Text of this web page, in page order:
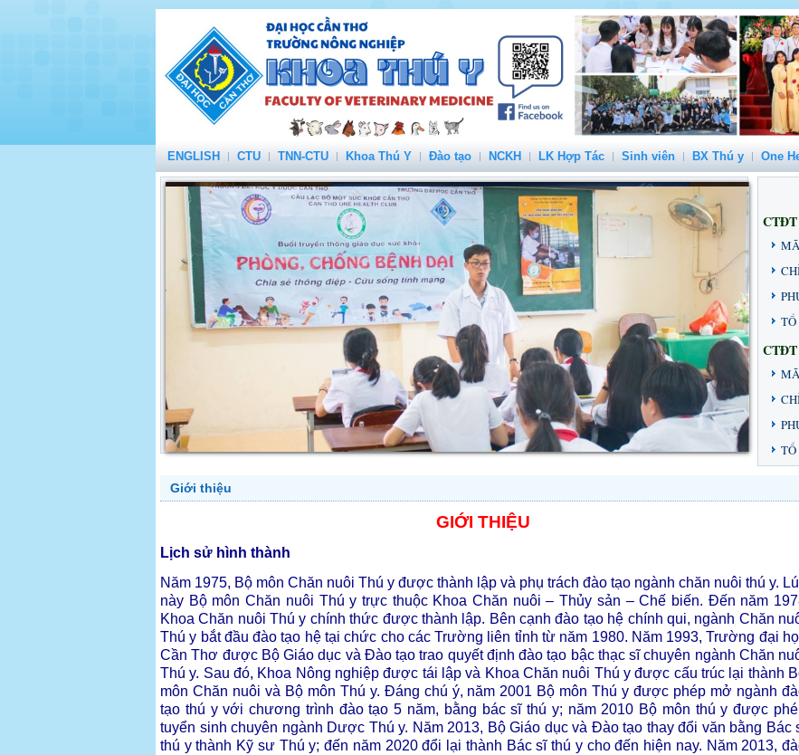
ENGLISH CTU TNN-CTU Khoa Thú Y Đào tạo NCKH LK Hợp Tác Sinh viên BX Thú y One
TỔ
TỔ
Giới thiệu
GIỚI THIỆU
Lịch sử hình thành
Năm 1975, Bộ môn Chăn nuôi Thú y được thành lập và phụ trách đào tạo ngành chăn nuôi thú y.
này Bộ môn Chăn nuôi Thú y trực thuộc Khoa Chăn nuôi – Thủy sản – Chế biến. Đến năm
Khoa Chăn nuôi Thú y chính thức được thành lập. Bên cạnh đào tạo hệ chính qui, ngành Chăn
Thú y bắt đầu đào tạo hệ tại chức cho các Trường liên tỉnh từ năm 1980. Năm 1993, Trường đại
Cần Thơ được Bộ Giáo dục và Đào tạo trao quyết định đào tạo bậc thạc sĩ chuyên ngành Chăn
Thú y. Sau đó, Khoa Nông nghiệp được tái lập và Khoa Chăn nuôi Thú y được cấu trúc lại thành
môn Chăn nuôi và Bộ môn Thú y. Đáng chú ý, năm 2001 Bộ môn Thú y được phép mở ngành
tạo thú y với chương trình đào tạo 5 năm, bằng bác sĩ thú y; năm 2010 Bộ môn thú y được
tuyển sinh chuyên ngành Dược Thú y. Năm 2013, Bộ Giáo dục và Đào tạo thay đổi văn bằng Bác
thú y thành Kỹ sư Thú y; đến năm 2020 đổi lại thành Bác sĩ thú y cho đến hiện nay. Năm 2013,